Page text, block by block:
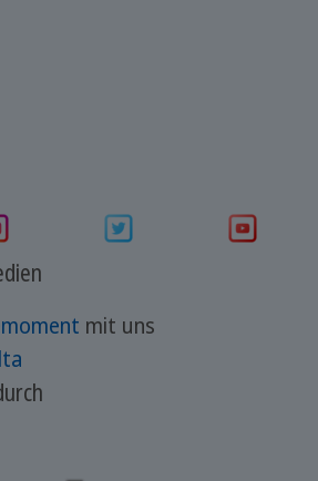
mit uns